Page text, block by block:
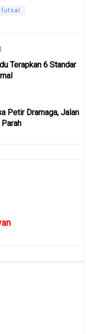
Terapkan 6 Standar
Petir Dramaga, Jalan